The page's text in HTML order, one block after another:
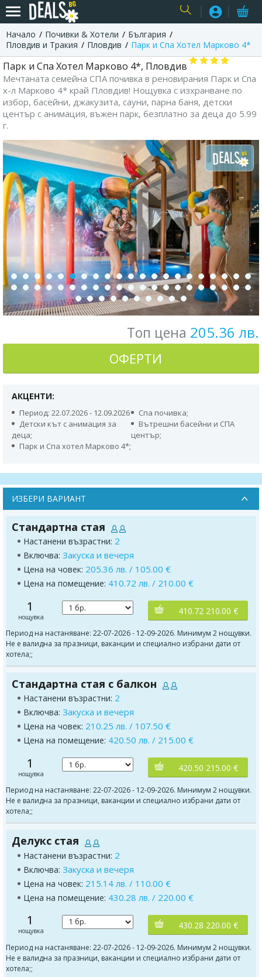
Начало Почивки & Хотели
България
Пловдив и Тракия
Пловдив Парк и Спа Хотел Марково 4*
Парк и Спа Хотел Марково 4*, Пловдив
Мечтаната семейна СПА почивка в реновирания Парк и Спа
х-л Марково 4* край Пловдив! Нощувка с изхранване по
избор, басейни, джакузита, сауни, парна баня, детски
център с анимация, въжен парк, безплатно за деца до 5.99
г.
Топ цена 205.36 лв.
ОФЕРТИ
АКЦЕНТИ:
Период: 22.07.2026 - 12.09.2026
Спа почивка;
Детски кът с анимация за
деца;
Вътрешни басейни и СПА
център;
Парк и Спа хотел Марково 4*;
ИЗБЕРИ ВАРИАНТ
Стандартна стая
Настанени възрастни: 2
Включва: Закуска и вечеря
Цена на човек: 205.36 лв. / 105.00 €
Цена на помещение: 410.72 лв. / 210.00 €
1
нощувка
410.72 210.00 €
Период на настаняване: 22-07-2026 - 12-09-2026. Минимум 2 нощувки.
Не е валидна за празници, ваканции и специално избрани дати от
хотела;;
Стандартна стая с балкон
Настанени възрастни: 2
Включва: Закуска и вечеря
Цена на човек: 210.25 лв. / 107.50 €
Цена на помещение: 420.50 лв. / 215.00 €
1
нощувка
420.50 215.00 €
Период на настаняване: 22-07-2026 - 12-09-2026. Минимум 2 нощувки.
Не е валидна за празници, ваканции и специално избрани дати от
хотела;;
Делукс стая
Настанени възрастни: 2
Включва: Закуска и вечеря
Цена на човек: 215.14 лв. / 110.00 €
Цена на помещение: 430.28 лв. / 220.00 €
1
нощувка
430.28 220.00 €
Период на настаняване: 22-07-2026 - 12-09-2026. Минимум 2 нощувки.
Не е валидна за празници, ваканции и специално избрани дати от
хотела;;